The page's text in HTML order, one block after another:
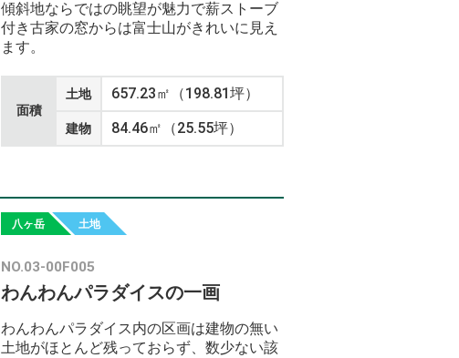
傾斜地ならではの眺望が魅力で薪ストーブ
付き古家の窓からは富士山がきれいに見え
ます。
面積
土地 657.23㎡（198.81坪）
建物 84.46㎡（25.55坪）
八ヶ岳 土地
NO.03-00F005
わんわんパラダイスの一画
わんわんパラダイス内の区画は建物の無い
土地がほとんど残っておらず、数少ない該